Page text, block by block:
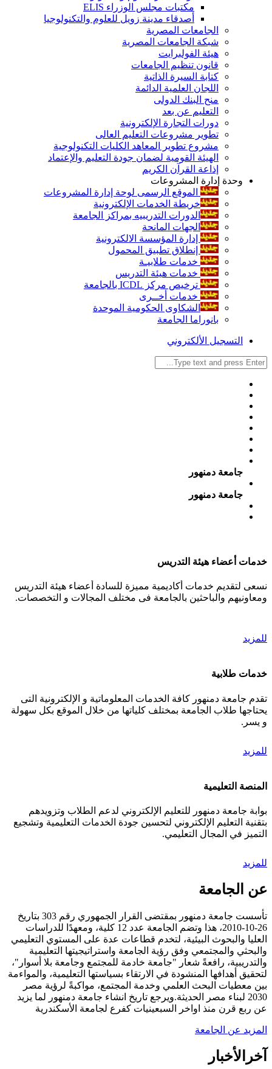
مكتبات مجلس الوزراء ELIS
أصدقاء مدينة زويل للعلوم والتكنولوجيا
الجامعات المصرية
شبكة الجامعات المصرية
هيئة الفولبرايت
قانون تنظيم الجامعات
كتابة السيرة الذاتية
اللجان العلمية الدائمة
منح البنك الدولى
التعليم عن بعد
دورات التجارة الإلكترونية
تطوير مشروعات التعليم العالى
مشروع تطوير المعاهد الكليات التكنولوجية
الهيئة القومية لضمان جودة التعليم والإعتماد
إذاعة القرآن الكريم
وحدة إدارة المشروعات
الموقع الرسمى لوحة إدارة المشروعات
خريطة الخدمات الإلكترونية
الدورات التدريبيه بمراكز الجامعة
الجهات المانحة
إدارة المؤسسة الالكترونية
إنطلاق تطبيق المحمول
خدمات طلابيـة
خدمات هيئة التدريس
ترخيص مركز ICDL بالجامعة
خدمات أخــرى
الشكاوى الحكومية الموحدة
بانوراما الجامعة
التسجيل الألكتروني
جامعة دمنهور
جامعة دمنهور
خدمات أعضاء هيئة التدريس
نسعى لتقديم خدمات أكاديمية مميزة للسادة أعضاء هيئة التدريس
ومعاونيهم والباحثين بالجامعة فى مختلف المجالات و التخصصات.
للمزيد
خدمات طلابية
تقدم جامعة دمنهور كافة الخدمات المعلوماتية و الإلكترونية التى
يحتاجها طلاب الجامعة بمختلف كلياتها من خلال الموقع بكل سهولة
و يسر.
للمزيد
المنصة التعليمية
بوابة جامعة دمنهور للتعليم الإلكتروني لدعم الطلاب وتزويدهم
بتقنية التعليم الإلكتروني لتحسين جودة الخدمات التعليمية وتشجيع
التميز في المجال التعليمي.
للمزيد
عن الجامعة
تأسست جامعة دمنهور بمقتضى القرار الجمهوري رقم 303 بتاريخ
26-10-2010، هذا وتضم الجامعة عدد 12 كلية، ومعهدًا للدراسات
العليا والبحوث البيئية، لتخدم قطاعات عدة على المستوي التعليمي
والبحثي والمجتمعي وفق رؤية الجامعة واستراتيجيتها التعليمية
والتدريبية، رافعةً شعار "جامعة خادمة للمجتمع وجامعة بلا أسوار"،
لتحقيق أهدافها المنشودة في الارتقاء بسياستها التعليمية، والمواءمة
بين معطيات البحث العلمي وخدمة المجتمع، مواكبةً لرؤية مصر
2030 لبناء مصر الحديثة.ويرجع تاريخ انشاء جامعة دمنهور لما يزيد
عن ربع قرن منذ اواخر السبعينيات كفرع لجامعة الأسكندرية
المزيد عن الجامعة
آخر الأخبار